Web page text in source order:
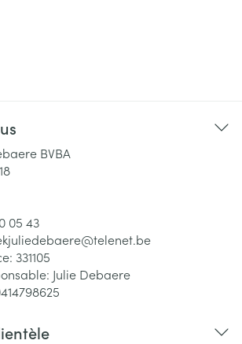
BVBA
05 43
telenet.be
331105
Julie Debaere